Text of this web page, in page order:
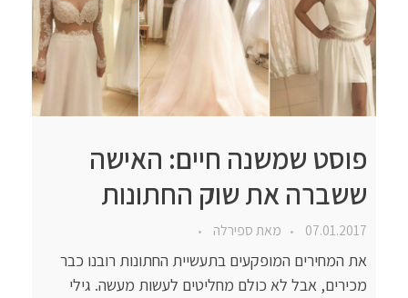
פוסט שמשנה חיים: האישה
ששברה את שוק החתונות
07.01.2017 מאתספירלה
את המחירים המופקעים בתעשיית החתונות רובנו כבר
מכירים, אבל לא כולם מחליטים לעשות מעשה. גילי